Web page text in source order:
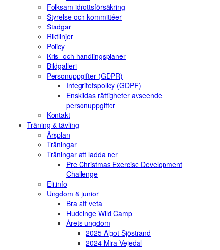
Folksam idrottsförsäkring
Styrelse och kommittéer
Stadgar
Riktlinjer
Policy
Kris- och handlingsplaner
Bildgalleri
Personuppgifter (GDPR)
Integritetspolicy (GDPR)
Enskildas rättigheter avseende
personuppgifter
Kontakt
Träning & tävling
Årsplan
Träningar
Träningar att ladda ner
Pre Christmas Exercise Development
Challenge
Elitinfo
Ungdom & junior
Bra att veta
Huddinge Wild Camp
Årets ungdom
2025 Algot Sjöstrand
2024 Mira Vejedal